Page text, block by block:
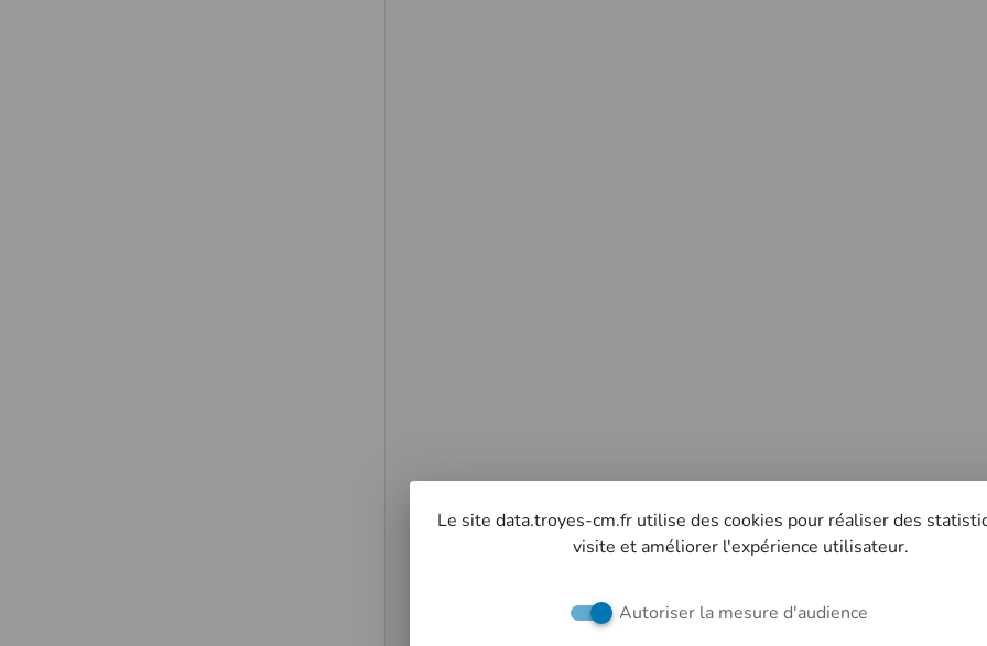
Le site data.troyes-cm.fr utilise des cookies pour réaliser des
visite et améliorer l'expérience utilisateur.
Autoriser la mesure d'audience